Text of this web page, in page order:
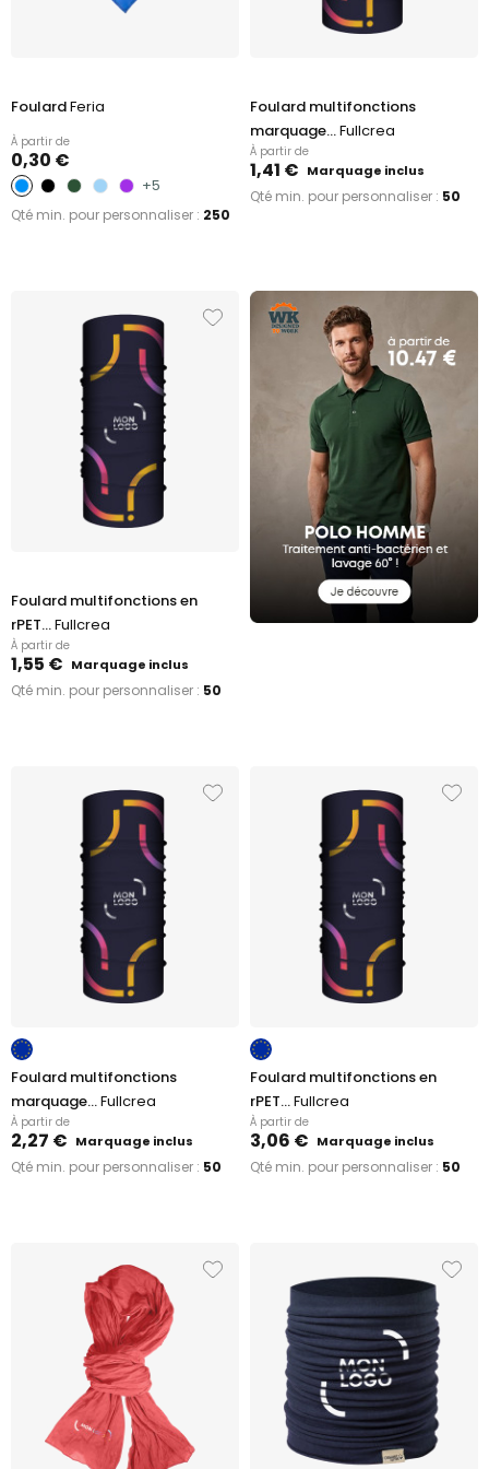
FoulardFeria
À partir de
0,30 €
+5
Qté min. pour personnaliser : 250
Foulard multifonctions
marquage...Fullcrea
À partir de
1,41 € Marquage inclus
Qté min. pour personnaliser : 50
Foulard multifonctions en
rPET...Fullcrea
À partir de
1,55 € Marquage inclus
Qté min. pour personnaliser : 50
Foulard multifonctions
marquage...Fullcrea
À partir de
2,27 € Marquage inclus
Qté min. pour personnaliser : 50
Foulard multifonctions en
rPET...Fullcrea
À partir de
3,06 € Marquage inclus
Qté min. pour personnaliser : 50